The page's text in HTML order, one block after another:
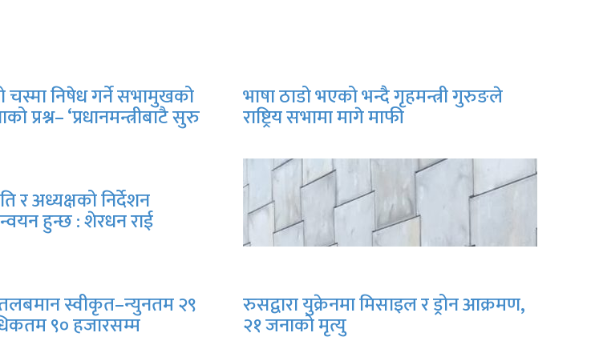
निषेध गर्ने सभामुखको
प्रश्न– ‘प्रधानमन्त्रीबाटै सुरु
भाषा ठाडो भएको भन्दै गृहमन्त्री गुरुङले
राष्ट्रिय सभामा मागे माफी
र अध्यक्षको निर्देशन
हुन्छ : शेरधन राई
स्वीकृत–न्युनतम २९
९० हजारसम्म
रुसद्वारा युक्रेनमा मिसाइल र ड्रोन आक्रमण,
२१ जनाको मृत्यु